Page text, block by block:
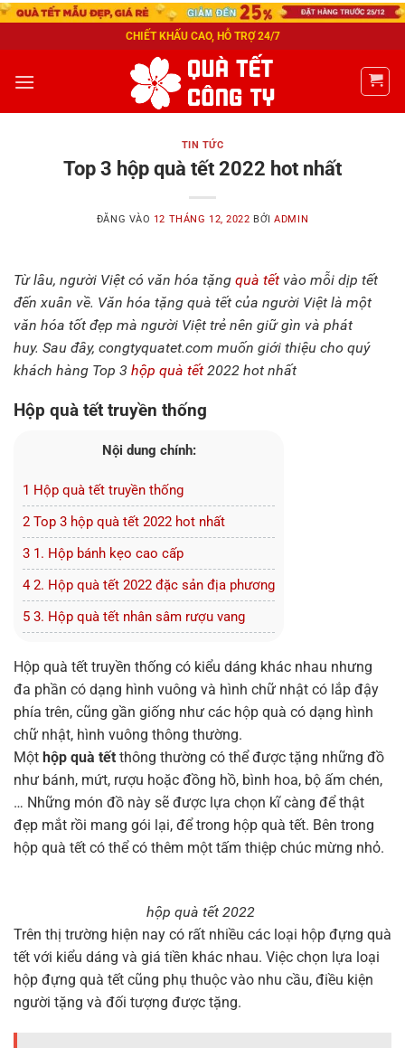
CHIẾT KHẤU CAO, HỖ TRỢ 24/7
TIN TỨC
Top 3 hộp quà tết 2022 hot nhất
ĐĂNG VÀO 12 THÁNG 12, 2022 BỞIADMIN
Từ lâu, người Việt có văn hóa tặng quà tết vào mỗi dịp tết
đến xuân về. Văn hóa tặng quà tết của người Việt là một
văn hóa tốt đẹp mà người Việt trẻ nên giữ gìn và phát
huy. Sau đây, congtyquatet.com muốn giới thiệu cho quý
khách hàng Top 3 hộp quà tết 2022 hot nhất
Hộp quà tết truyền thống
Nội dung chính:
1 Hộp quà tết truyền thống
2 Top 3 hộp quà tết 2022 hot nhất
3 1. Hộp bánh kẹo cao cấp
4 2. Hộp quà tết 2022 đặc sản địa phương
5 3. Hộp quà tết nhân sâm rượu vang
Hộp quà tết truyền thống có kiểu dáng khác nhau nhưng
đa phần có dạng hình vuông và hình chữ nhật có lắp đậy
phía trên, cũng gần giống như các hộp quà có dạng hình
chữ nhật, hình vuông thông thường.
Một hộp quà tết thông thường có thể được tặng những đồ
như bánh, mứt, rượu hoặc đồng hồ, bình hoa, bộ ấm chén,
… Những món đồ này sẽ được lựa chọn kĩ càng để thật
đẹp mắt rồi mang gói lại, để trong hộp quà tết. Bên trong
hộp quà tết có thể có thêm một tấm thiệp chúc mừng nhỏ.
hộp quà tết 2022
Trên thị trường hiện nay có rất nhiều các loại hộp đựng quà
tết với kiểu dáng và giá tiền khác nhau. Việc chọn lựa loại
hộp đựng quà tết cũng phụ thuộc vào nhu cầu, điều kiện
người tặng và đối tượng được tặng.